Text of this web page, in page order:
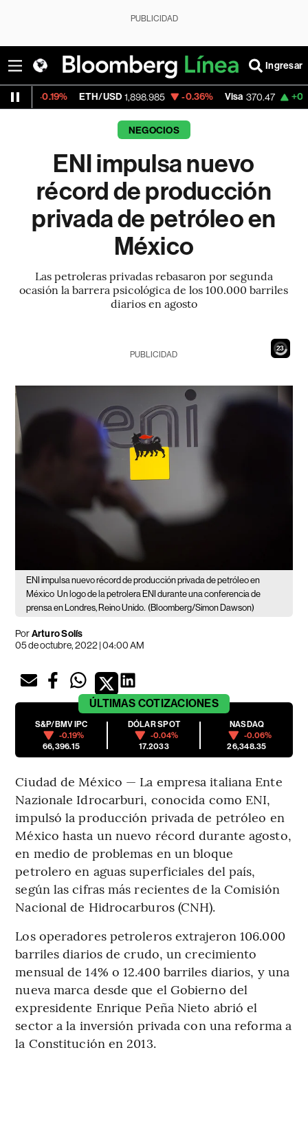
PUBLICIDAD
Ingresar
ETH/USD 1,898.985 -0.36% Visa 370.47 +0.52%
NEGOCIOS
ENI impulsa nuevo
récord de producción
privada de petróleo en
México
Las petroleras privadas rebasaron por segunda
ocasión la barrera psicológica de los 100.000 barriles
diarios en agosto
21
PUBLICIDAD
ENI impulsa nuevo récord de producción privada de petróleo en
México Un logo de la petrolera ENI durante una conferencia de
prensa en Londres, Reino Unido. (Bloomberg/Simon Dawson)
PorArturo Solís
05 de octubre, 2022 | 04:00 AM
ÚLTIMAS COTIZACIONES
S&P/BMV IPC
-0.19%
66,396.15
DÓLAR SPOT
-0.04%
17.2033
NASDAQ
-0.06%
26,348.35
Ciudad de México — La empresa italiana Ente
Nazionale Idrocarburi, conocida como ENI,
impulsó la producción privada de petróleo en
México hasta un nuevo récord durante agosto,
en medio de problemas en un bloque
petrolero en aguas superficiales del país,
según las cifras más recientes de la Comisión
Nacional de Hidrocarburos (CNH).
Los operadores petroleros extrajeron 106.000
barriles diarios de crudo, un crecimiento
mensual de 14% o 12.400 barriles diarios, y una
nueva marca desde que el Gobierno del
expresidente Enrique Peña Nieto abrió el
sector a la inversión privada con una reforma a
la Constitución en 2013.